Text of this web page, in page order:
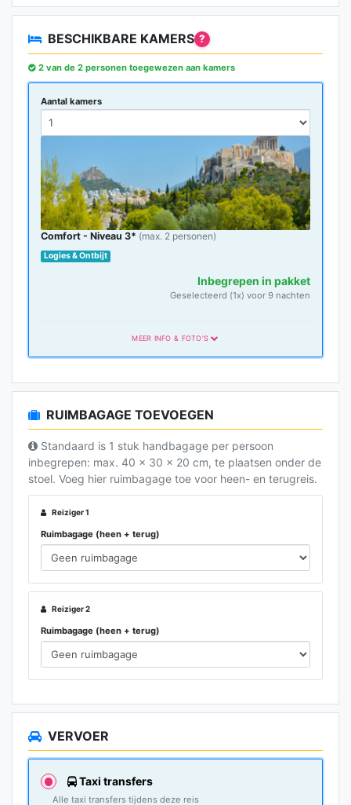
BESCHIKBARE KAMERS ?
2 van de 2 personen toegewezen aan kamers
Aantal kamers
Comfort - Niveau 3* (max. 2 personen)
Logies & Ontbijt
Inbegrepen in pakket
Geselecteerd (1x) voor 9 nachten
MEER INFO & FOTO'S
Comfort Categorie
RUIMBAGAGE TOEVOEGEN
Standaard is 1 stuk handbagage per persoon
inbegrepen: max. 40 x 30 x 20 cm, te plaatsen onder de
stoel. Voeg hier ruimbagage toe voor heen- en terugreis.
Reiziger 1
Ruimbagage (heen + terug)
Reiziger 2
Ruimbagage (heen + terug)
VERVOER
Taxi transfers
Alle taxi transfers tijdens deze reis